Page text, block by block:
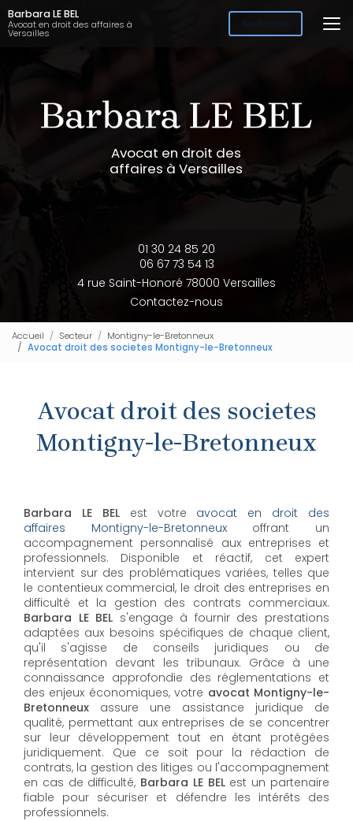
Aller
au
contenu
Barbara LE BEL
Avocat en droit des affaires à
Versailles
Rendez-vous
Avocat en droit des
affaires à Versailles
01 30 24 85 20
06 67 73 54 13
4 rue Saint-Honoré 78000 Versailles
Contactez-nous
Accueil Secteur
Montigny-le-Bretonneux
Avocat droit des societes Montigny-le-Bretonneux
Avocat droit des societes
Montigny-le-Bretonneux
Barbara LE BELest votre avocat en droit des
affaires Montigny-le-Bretonneuxoffrant un
accompagnement personnalisé aux entreprises et
professionnels. Disponible et réactif, cet expert
intervient sur des problématiques variées, telles que
le contentieux commercial, le droit des entreprises en
difficulté et la gestion des contrats commerciaux.
Barbara LE BEL s'engage à fournir des prestations
adaptées aux besoins spécifiques de chaque client,
qu'il s'agisse de conseils juridiques ou de
représentation devant les tribunaux. Grâce à une
connaissance approfondie des réglementations et
des enjeux économiques, votre avocat Montigny-le-
Bretonneux assure une assistance juridique de
qualité, permettant aux entreprises de se concentrer
sur leur développement tout en étant protégées
juridiquement. Que ce soit pour la rédaction de
contrats, la gestion des litiges ou l'accompagnement
en cas de difficulté, Barbara LE BEL​​​​​​​ est un partenaire
fiable pour sécuriser et défendre les intérêts des
professionnels.